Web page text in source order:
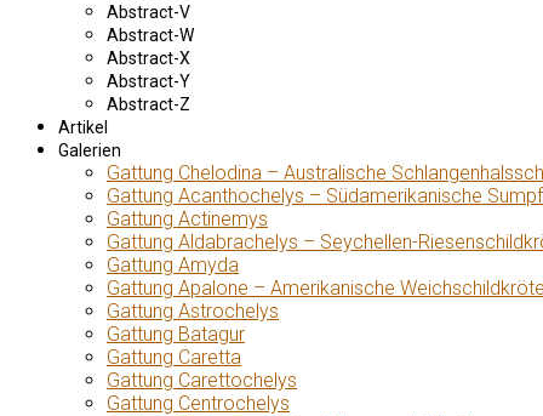
Abstract-V
Abstract-W
Abstract-X
Abstract-Y
Abstract-Z
Artikel
Galerien
Gattung Chelodina – Australische
Gattung Acanthochelys – Südamerikanische
Gattung Actinemys
Gattung Aldabrachelys – Seychellen-
Gattung Amyda
Gattung Apalone – Amerikanische
Gattung Astrochelys
Gattung Batagur
Gattung Caretta
Gattung Carettochelys
Gattung Centrochelys